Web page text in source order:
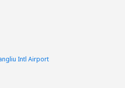
Intl Airport